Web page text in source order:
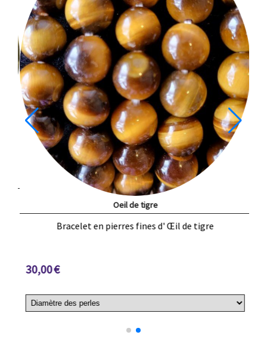
Shining
Bracelet Oeil de Tigre et de bronzite pour une tonalité
de feu